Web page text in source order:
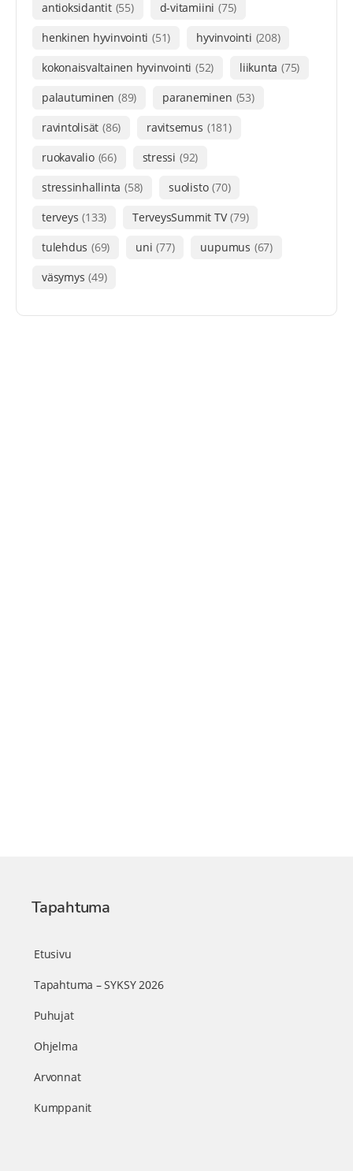
antioksidantit (55) d-vitamiini (75)
henkinen hyvinvointi (51) hyvinvointi (208)
kokonaisvaltainen hyvinvointi (52) liikunta (75)
palautuminen (89) paraneminen (53)
ravintolisät (86) ravitsemus (181)
ruokavalio (66) stressi (92)
stressinhallinta (58) suolisto (70)
terveys (133) TerveysSummit TV (79)
tulehdus (69) uni (77) uupumus (67)
väsymys (49)
Tapahtuma
Etusivu
Tapahtuma – SYKSY 2026
Puhujat
Ohjelma
Arvonnat
Kumppanit